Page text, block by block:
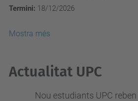
Termini: 18/12/2026
Mostra més
Actualitat UPC
Nou estudiants UPC